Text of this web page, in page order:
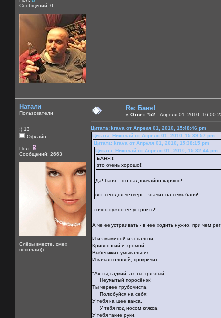
Сообщений: 0
Натали
Пользователи
:) 13
Офлайн
Пол:
Сообщений: 2663
Слёзы вместе, смех
пополам)))
Re: Баня!
« Ответ #52 : Апреля 01, 2010,
Цитата: krava от Апреля 01, 2010, 15:48:46 pm
Цитата: Николай от Апреля 01, 2010, 15:39:57 pm
Цитата: krava от Апреля 01, 2010, 15:38:15 pm
Цитата: Николай от Апреля 01, 2010, 15:32:44 pm
БАНЯ!!!
это очень хорошо!!
Да! баня - это надзвычайно харяшо!
вот сегодня четверг - значит на семь баня!
точно нужно её устроить!!
А че ее устраивать - в нее ходить нужно, при чем
И из маминой из спальни,
Кривоногий и хромой,
Выбегижит умывальник
И качая головой, прокричит :
"Ах ты, гадкий, ах ты, грязный,
Неумытый поросёнок!
Ты чернее трубочиста,
Полюбуйся на себя:
У тебя на шее вакса,
У тебя под носом клякса,
У тебя такие руки,